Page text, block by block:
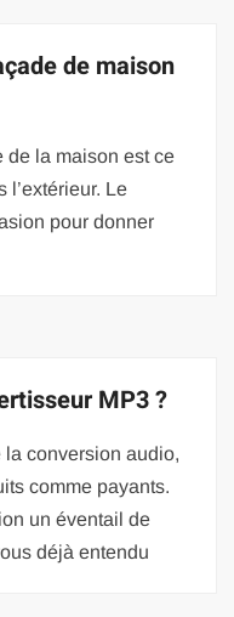
de maison
de la maison est ce
l’extérieur. Le
pour donner
MP3 ?
la conversion audio,
comme payants.
un éventail de
déjà entendu